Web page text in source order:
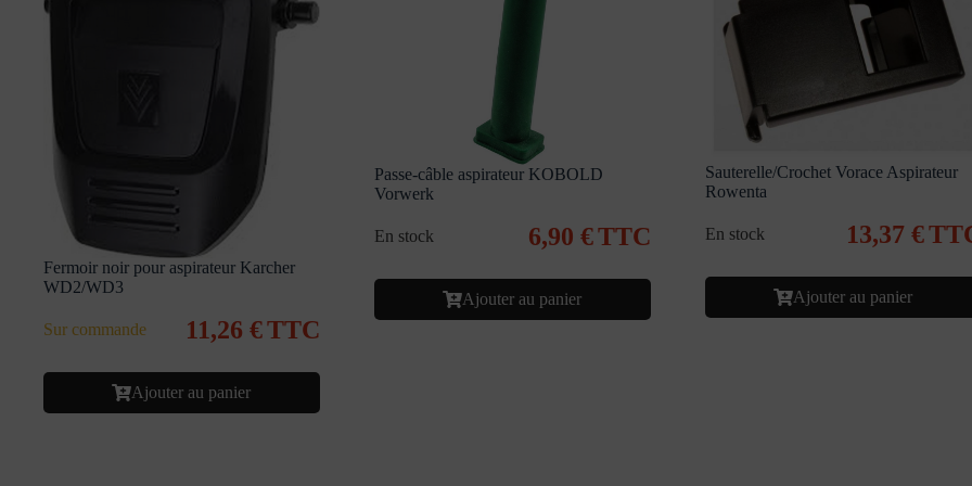
Fermoir noir pour aspirateur Karcher
WD2/WD3
Sur commande 11,26 €TTC
Ajouter au panier
Passe-câble aspirateur KOBOLD
Vorwerk
En stock 6,90 €TTC
Ajouter au panier
Sauterelle/Crochet Vorace Aspirateur
Rowenta
En stock 13,37 €
Ajouter au panier